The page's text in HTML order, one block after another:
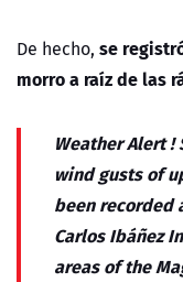
De hecho, se
morro a raíz de las
Weather Alert
wind gusts of
been recorded
Carlos Ibáñez
areas of the